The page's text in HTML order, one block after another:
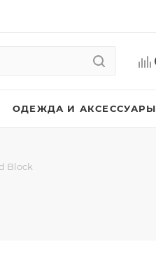
ОДЕЖДА И АКСЕССУАРЫ
Block